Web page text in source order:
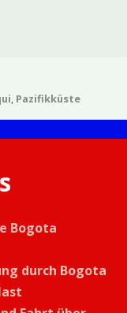
, Pazifikküste
Bogota
durch Bogota